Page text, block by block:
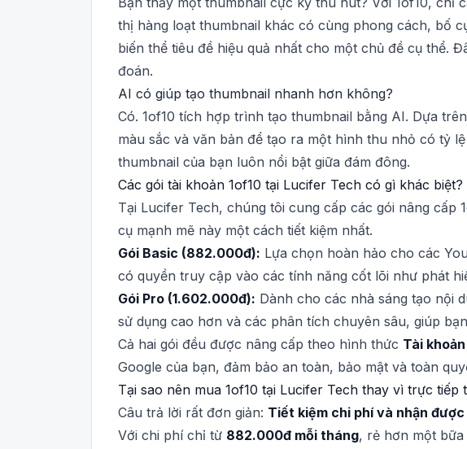
thị hàng loạt thumbnail khác có cùng phong cách, bố
biến thể tiêu đề hiệu quả nhất cho một chủ đề cụ thể.
đoán.
AI có giúp tạo thumbnail nhanh hơn không?
Có. 1of10 tích hợp trình tạo thumbnail bằng AI. Dựa
màu sắc và văn bản để tạo ra một hình thu nhỏ có tỷ
thumbnail của bạn luôn nổi bật giữa đám đông.
Các gói tài khoản 1of10 tại Lucifer Tech có gì khác biệt?
Tại Lucifer Tech, chúng tôi cung cấp các gói nâng cấp
cụ mạnh mẽ này một cách tiết kiệm nhất.
Gói Basic (882.000đ): Lựa chọn hoàn hảo cho các
có quyền truy cập vào các tính năng cốt lõi như phát
Gói Pro (1.602.000đ): Dành cho các nhà sáng tạo nội
sử dụng cao hơn và các phân tích chuyên sâu, giúp
Cả hai gói đều được nâng cấp theo hình thức Tài
Google của bạn, đảm bảo an toàn, bảo mật và toàn
Tại sao nên mua 1of10 tại Lucifer Tech thay vì trực tiếp
Câu trả lời rất đơn giản: Tiết kiệm chi phí và nhận
Với chi phí chỉ từ 882.000đ mỗi tháng, rẻ hơn một